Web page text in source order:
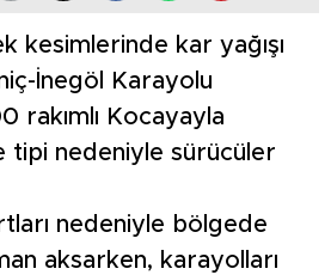
kesimlerinde kar yağışı
İnegöl Karayolu
rakımlı Kocayayla
tipi nedeniyle sürücüler
nedeniyle bölgede
aksarken, karayolları